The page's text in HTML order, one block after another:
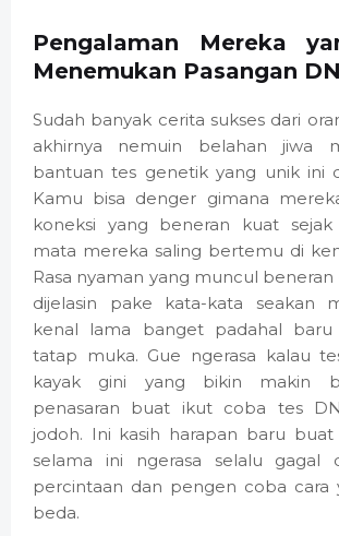
Pengalaman Mereka
Menemukan Pasangan
Sudah banyak cerita sukses dari
akhirnya nemuin belahan jiwa
bantuan tes genetik yang unik ini
Kamu bisa denger gimana
koneksi yang beneran kuat
mata mereka saling bertemu di
Rasa nyaman yang muncul
dijelasin pake kata-kata seakan
kenal lama banget padahal
tatap muka. Gue ngerasa kalau
kayak gini yang bikin makin
penasaran buat ikut coba tes
jodoh. Ini kasih harapan baru
selama ini ngerasa selalu gagal
percintaan dan pengen coba cara
beda.